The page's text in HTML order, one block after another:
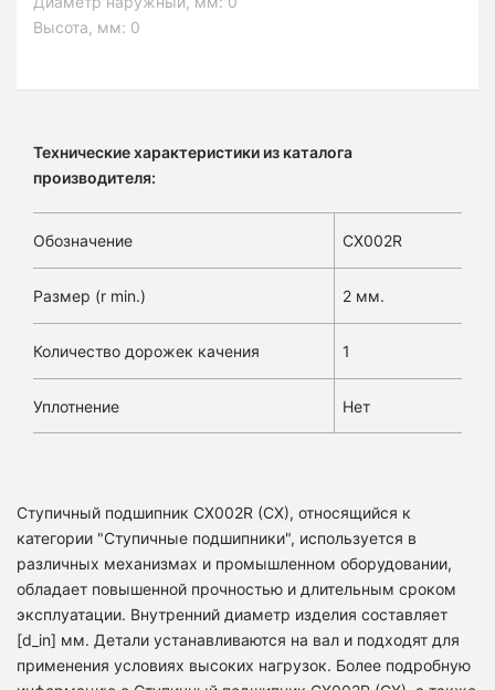
Высота, мм: 0
Технические характеристики из каталога
производителя:
Обозначение CX002R
Размер (r min.) 2 мм.
Количество дорожек качения 1
Уплотнение Нет
Ступичный подшипник CX002R (CX), относящийся к
категории "Ступичные подшипники", используется в
различных механизмах и промышленном оборудовании,
обладает повышенной прочностью и длительным сроком
эксплуатации. Внутренний диаметр изделия составляет
[d_in] мм. Детали устанавливаются на вал и подходят для
применения условиях высоких нагрузок. Более подробную